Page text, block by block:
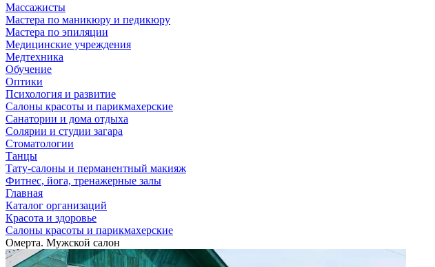
Массажисты
Мастера по маникюру и педикюру
Мастера по эпиляции
Медицинские учреждения
Медтехника
Обучение
Оптики
Психология и развитие
Салоны красоты и парикмахерские
Санатории и дома отдыха
Солярии и студии загара
Стоматологии
Танцы
Тату-салоны и перманентный макияж
Фитнес, йога, тренажерные залы
Главная
Каталог организаций
Красота и здоровье
Салоны красоты и парикмахерские
Омерта. Мужской салон